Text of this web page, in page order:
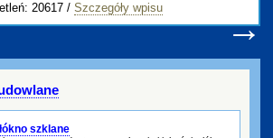
20617 / Szczegóły wpisu
→
szklane